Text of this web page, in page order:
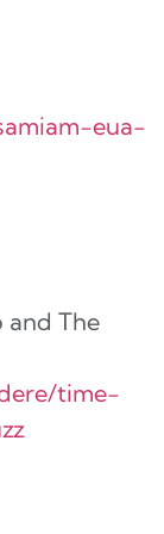
eua-
and The
time-